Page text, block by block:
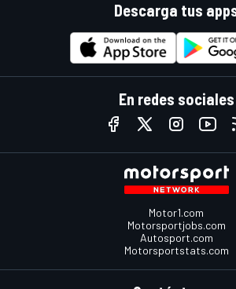
Descarga tus
En redes sociales
Motor1.com
Motorsportjobs.com
Autosport.com
Motorsportstats.com